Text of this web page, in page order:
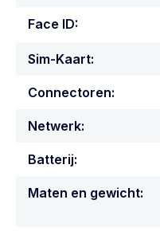
Face ID:
Sim-Kaart:
Connectoren:
Netwerk:
Batterij:
Maten en gewicht: